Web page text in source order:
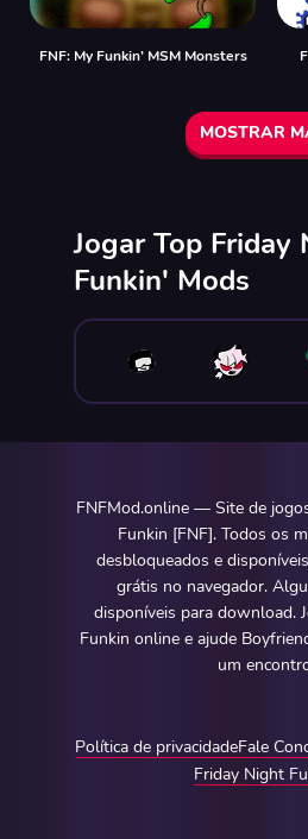
FNF: My Funkin’ MSM Monsters
MOSTRAR
Jogar Top Friday
Funkin' Mods
FNFMod.online — Site de
Funkin [FNF]. Todos os
desbloqueados e
grátis no navegador.
disponíveis para download.
Funkin online e ajude
um
Política de privacidadeFale
Friday Night